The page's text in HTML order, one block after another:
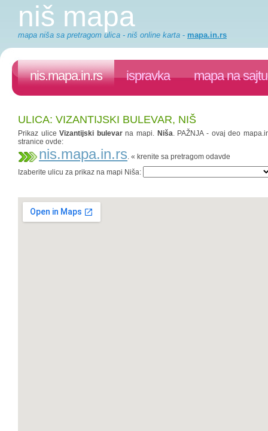
niš mapa
mapa niša sa pretragom ulica - niš online karta - mapa.in.rs
nis.mapa.in.rs ispravka mapa na sajtu
ULICA: VIZANTIJSKI BULEVAR, NIŠ
Prikaz uliceVizantijski bulevarna mapi. Niša. PAŽNJA - ovaj deo
stranice ovde:
nis.mapa.in.rs. « krenite sa pretragom odavde
Izaberite ulicu za prikaz na mapi Niša: